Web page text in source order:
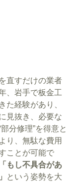
直すだけの業者
、岩手で板金工
た経験があり、
見抜き、必要な
分修理”を得意と
り、無駄な費用
ことが可能で
「もし不具合があ
という姿勢を大